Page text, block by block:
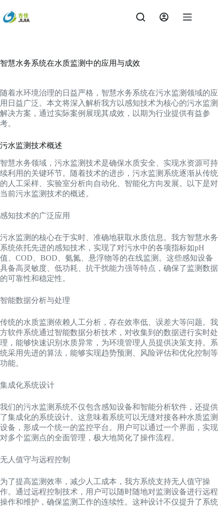
过
内
智慧水务系统在水质监测中的应用与成效
随着水环境治理的日益严格，智慧水务系统在污水监测领域的应
用日益广泛。本文将深入解析我方以感知技术为核心的污水监测
解决方案，通过实际案例展现其成效，以期为行业提供有益参
考。
污水监测技术概述
智慧水务领域，污水监测技术是确保水质安全、实现水资源可持
续利用的关键环节。随着技术的进步，污水监测系统逐渐从传统
的人工采样、实验室分析向自动化、智能化方向发展。以下是对
当前污水监测技术的概述。
感知技术的广泛应用
污水监测的核心在于实时、准确地获取水质信息。我方智慧水务
系统依托先进的感知技术，实现了对污水中的各项指标如pH
值、COD、BOD、氨氮、悬浮物等的在线监测。这些感知设备
具备高灵敏度、低功耗、抗干扰能力强等特点，确保了监测数据
的可靠性和稳定性。
智能数据分析与处理
传统的水质监测依赖人工分析，存在效率低、误差大等问题。我
方软件系统通过智能数据分析技术，对收集到的数据进行实时处
理，能够快速识别水质异常，为环境管理人员提供决策支持。系
统采用先进的算法，能够实现趋势预测、风险评估和优化控制等
功能。
集成化系统设计
我们的污水监测系统不仅包含感知设备和智能分析软件，还提供
了集成化的系统设计。这意味着系统可以无缝对接各种水质监测
设备，形成一个统一的监控平台。用户可以通过一个界面，实现
对多个监测点的全面管理，极大地简化了操作流程。
无人值守与远程控制
为了提高监测效率，减少人工成本，我方系统支持无人值守操
作。通过远程控制技术，用户可以随时随地对监测设备进行远程
操作和维护，确保监测工作的连续性。这种设计不仅提升了系统